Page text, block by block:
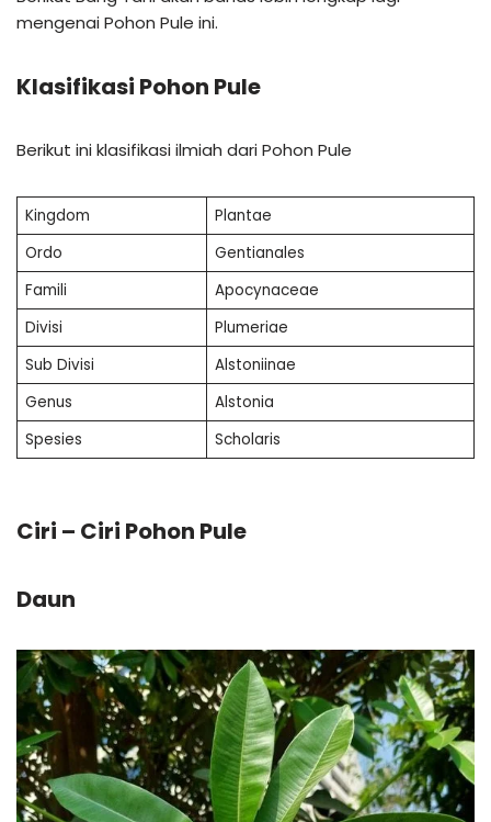
mengenai Pohon Pule ini.
Klasifikasi Pohon Pule
Berikut ini klasifikasi ilmiah dari Pohon Pule
Kingdom
Plantae
Ordo
Gentianales
Famili
Apocynaceae
Divisi
Plumeriae
Sub Divisi
Alstoniinae
Genus
Alstonia
Spesies
Scholaris
Ciri – Ciri Pohon Pule
Daun